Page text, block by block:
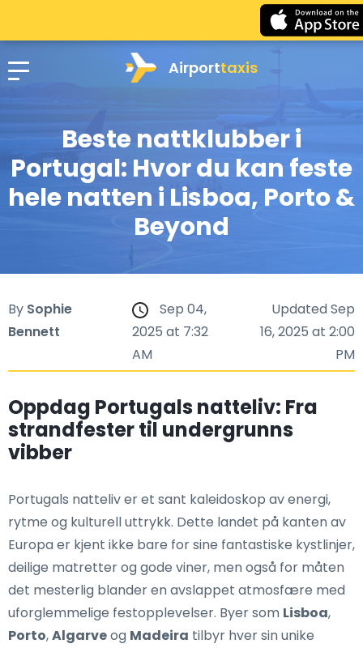
Airporttaxis
Beste nattklubber i
Portugal: Hvor du kan feste
hele natten i Lisboa, Porto &
Beyond
By Sophie
Bennett
Sep 04,
2025 at 7:32
AM
Updated Sep
16, 2025 at 2:00
PM
Oppdag Portugals natteliv: Fra
strandfester til undergrunns
vibber
Portugals natteliv er et sant kaleidoskop av energi,
rytme og kulturell uttrykk. Dette landet på kanten av
Europa er kjent ikke bare for sine fantastiske kystlinjer,
deilige matretter og gode viner, men også for måten
det mesterlig blander en avslappet atmosfære med
uforglemmelige festopplevelser. Byer som Lisboa,
Porto,Algarveog Madeira tilbyr hver sin unike